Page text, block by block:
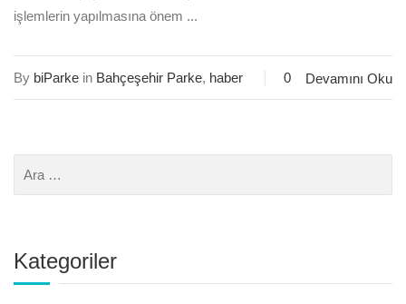
işlemlerin yapılmasına önem ...
Devamını Oku
By biParke in Bahçeşehir Parke, haber 0
Kategoriler